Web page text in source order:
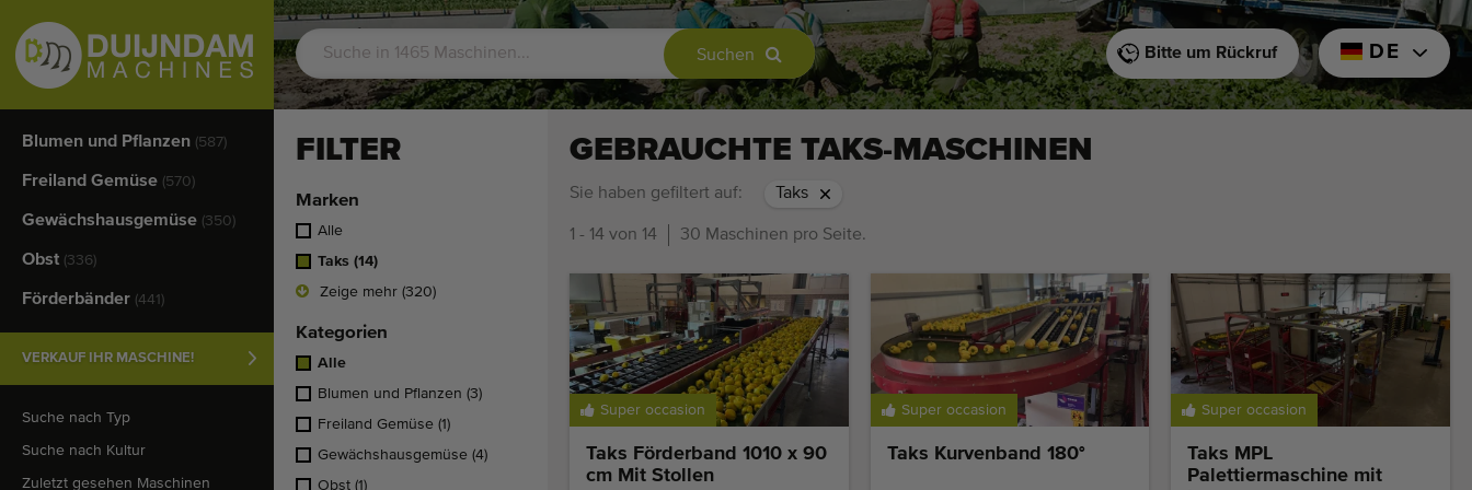
Blumen und Pflanzen (587)
Freiland Gemüse (570)
Gewächshausgemüse (350)
Obst (336)
Förderbänder (441)
VERKAUF IHR MASCHINE!
Suche nach Typ
Suche nach Kultur
Zuletzt gesehen Maschinen
Suchen DE
Bitte um Rückruf
FILTER
Marken
Alle
Taks (14)
Zeige mehr (320)
Kategorien
Alle
Blumen und Pflanzen (3)
Freiland Gemüse (1)
Gewächshausgemüse (4)
Obst (1)
GEBRAUCHTE TAKS-MASCHINEN
Sie haben gefiltert auf: Taks
1 - 14 von 14 30 Maschinen pro Seite.
Super occasion
Taks Förderband 1010 x 90
cm Mit Stollen
Super occasion
Taks Kurvenband 180°
Super occasion
Taks MPL
Palettiermaschine mit